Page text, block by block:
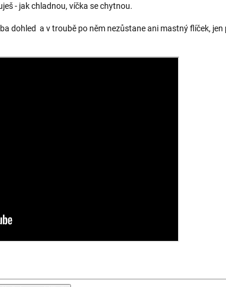
- jak chladnou, víčka se chytnou.
dohled a v troubě po něm nezůstane ani mastný flíček, jen